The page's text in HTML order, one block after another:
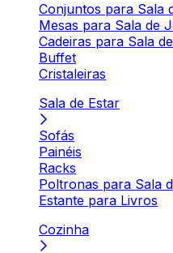
Conjuntos para Sala
Mesas para Sala de
Cadeiras para Sala
Buffet
Cristaleiras
Sala de Estar
Sofás
Painéis
Racks
Poltronas para Sala
Estante para Livros
Cozinha